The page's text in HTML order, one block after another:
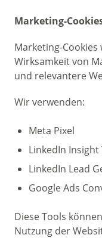
Marketing-
Marketing-
Wirksamkeit von
und relevantere
Wir verwenden:
Meta Pixel
LinkedIn Insight
LinkedIn Lead
Google Ads
Diese Tools
Nutzung der